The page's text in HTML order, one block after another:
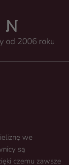
od 2006 roku
we
są
czemu zawsze